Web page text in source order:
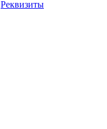
Реквизиты